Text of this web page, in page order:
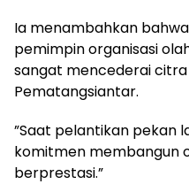
‎Ia menambahkan
pemimpin organisasi
sangat mencederai citra
Pematangsiantar.
‎”Saat pelantikan pekan
komitmen membangun
berprestasi.”